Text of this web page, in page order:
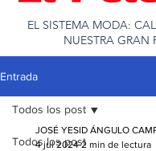
EL SISTEMA MODA:
NUESTRA GRAN
Entrada
Todos los post
Todos los post
JOSÉ YESID ÁNGULO
4 jul 2024 2 min de lectura